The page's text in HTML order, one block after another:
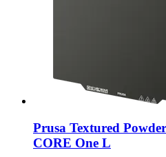
Prusa Textured
CORE One L